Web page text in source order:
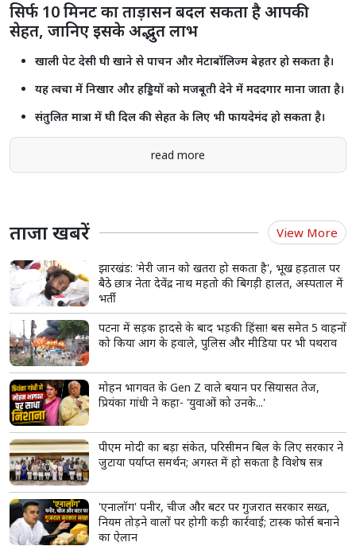
सिर्फ 10 मिनट का ताड़ासन बदल सकता है आपकी
सेहत, जानिए इसके अद्भुत लाभ
खाली पेट देसी घी खाने से पाचन और मेटाबॉलिज्म बेहतर हो सकता है।
यह त्वचा में निखार और हड्डियों को मजबूती देने में मददगार माना जाता है।
संतुलित मात्रा में घी दिल की सेहत के लिए भी फायदेमंद हो सकता है।
read more
ताजा खबरें View More
झारखंड: 'मेरी जान को खतरा हो सकता है', भूख हड़ताल पर
बैठे छात्र नेता देवेंद्र नाथ महतो की बिगड़ी हालत, अस्पताल में
भर्ती
पटना में सड़क हादसे के बाद भड़की हिंसा! बस समेत 5 वाहनों
को किया आग के हवाले, पुलिस और मीडिया पर भी पथराव
मोहन भागवत के Gen Z वाले बयान पर सियासत तेज,
प्रियंका गांधी ने कहा- 'युवाओं को उनके...'
पीएम मोदी का बड़ा संकेत, परिसीमन बिल के लिए सरकार ने
जुटाया पर्याप्त समर्थन; अगस्त में हो सकता है विशेष सत्र
'एनालॉग' पनीर, चीज और बटर पर गुजरात सरकार सख्त,
नियम तोड़ने वालों पर होगी कड़ी कार्रवाई; टास्क फोर्स बनाने
का ऐलान